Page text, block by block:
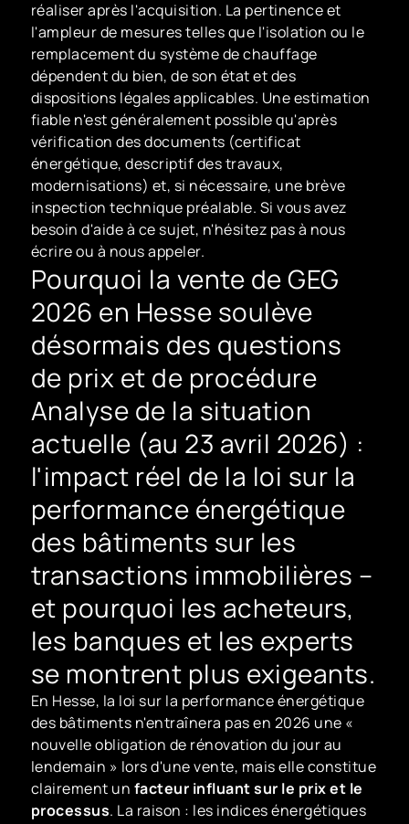
réaliser après l'acquisition. La pertinence et
l'ampleur de mesures telles que l'isolation ou le
remplacement du système de chauffage
dépendent du bien, de son état et des
dispositions légales applicables. Une estimation
fiable n'est généralement possible qu'après
vérification des documents (certificat
énergétique, descriptif des travaux,
modernisations) et, si nécessaire, une brève
inspection technique préalable. Si vous avez
besoin d'aide à ce sujet, n'hésitez pas à nous
écrire ou à nous appeler.
Pourquoi la vente de GEG
2026 en Hesse soulève
désormais des questions
de prix et de procédure
Analyse de la situation
actuelle (au 23 avril 2026) :
l'impact réel de la loi sur la
performance énergétique
des bâtiments sur les
transactions immobilières –
et pourquoi les acheteurs,
les banques et les experts
se montrent plus exigeants.
En Hesse, la loi sur la performance énergétique
des bâtiments n'entraînera pas en 2026 une «
nouvelle obligation de rénovation du jour au
lendemain » lors d'une vente, mais elle constitue
clairement un facteur influant sur le prix et le
processus. La raison : les indices énergétiques